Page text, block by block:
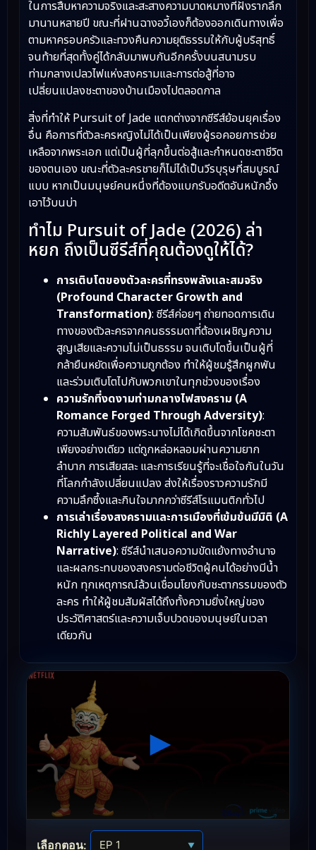
ในการสืบหาความจริงและสะสางความบาดหมางที่ฝังรากลึก
มานานหลายปี ขณะที่ฝานฉางอวี้เองก็ต้องออกเดินทางเพื่อ
ตามหาครอบครัวและทวงคืนความยุติธรรมให้กับผู้บริสุทธิ์
จนท้ายที่สุดทั้งคู่ได้กลับมาพบกันอีกครั้งบนสนามรบ
ท่ามกลางเปลวไฟแห่งสงครามและการต่อสู้ที่อาจ
เปลี่ยนแปลงชะตาของบ้านเมืองไปตลอดกาล
สิ่งที่ทำให้ Pursuit of Jade แตกต่างจากซีรีส์ย้อนยุคเรื่อง
อื่น คือการที่ตัวละครหญิงไม่ได้เป็นเพียงผู้รอคอยการช่วย
เหลือจากพระเอก แต่เป็นผู้ที่ลุกขึ้นต่อสู้และกำหนดชะตาชีวิต
ของตนเอง ขณะที่ตัวละครชายก็ไม่ได้เป็นวีรบุรุษที่สมบูรณ์
แบบ หากเป็นมนุษย์คนหนึ่งที่ต้องแบกรับอดีตอันหนักอึ้ง
เอาไว้บนบ่า
ทำไม Pursuit of Jade (2026) ล่า
หยก ถึงเป็นซีรีส์ที่คุณต้องดูให้ได้?
การเติบโตของตัวละครที่ทรงพลังและสมจริง
(Profound Character Growth and
Transformation): ซีรีส์ค่อยๆ ถ่ายทอดการเดิน
ทางของตัวละครจากคนธรรมดาที่ต้องเผชิญความ
สูญเสียและความไม่เป็นธรรม จนเติบโตขึ้นเป็นผู้ที่
กล้ายืนหยัดเพื่อความถูกต้อง ทำให้ผู้ชมรู้สึกผูกพัน
และร่วมเติบโตไปกับพวกเขาในทุกช่วงของเรื่อง
ความรักที่งดงามท่ามกลางไฟสงคราม (A
Romance Forged Through Adversity):
ความสัมพันธ์ของพระนางไม่ได้เกิดขึ้นจากโชคชะตา
เพียงอย่างเดียว แต่ถูกหล่อหลอมผ่านความยาก
ลำบาก การเสียสละ และการเรียนรู้ที่จะเชื่อใจกันในวัน
ที่โลกกำลังเปลี่ยนแปลง ส่งให้เรื่องราวความรักมี
ความลึกซึ้งและกินใจมากกว่าซีรีส์โรแมนติกทั่วไป
การเล่าเรื่องสงครามและการเมืองที่เข้มข้นมีมิติ (A
Richly Layered Political and War
Narrative): ซีรีส์นำเสนอความขัดแย้งทางอำนาจ
และผลกระทบของสงครามต่อชีวิตผู้คนได้อย่างมีน้ำ
หนัก ทุกเหตุการณ์ล้วนเชื่อมโยงกับชะตากรรมของตัว
ละคร ทำให้ผู้ชมสัมผัสได้ถึงทั้งความยิ่งใหญ่ของ
ประวัติศาสตร์และความเจ็บปวดของมนุษย์ในเวลา
เดียวกัน
เลือกตอน: ▼